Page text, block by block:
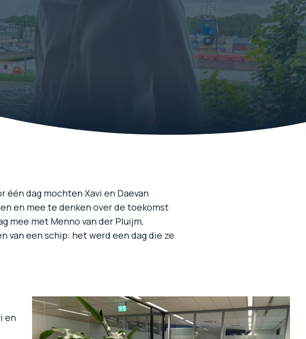
één dag mochten Xavi en Daevan
en mee te denken over de toekomst
mee met Menno van der Pluijm,
van een schip: het werd een dag die ze
en